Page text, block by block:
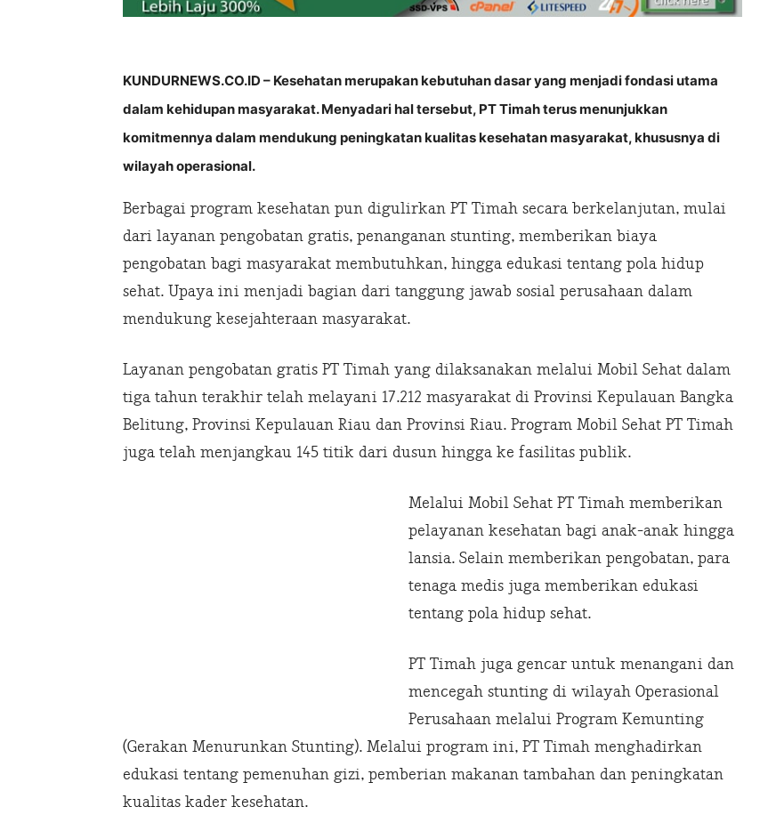
KUNDURNEWS.CO.ID – Kesehatan merupakan kebutuhan dasar yang menjadi fondasi utama
dalam kehidupan masyarakat. Menyadari hal tersebut, PT Timah terus menunjukkan
komitmennya dalam mendukung peningkatan kualitas kesehatan masyarakat, khususnya di
wilayah operasional.
Berbagai program kesehatan pun digulirkan PT Timah secara berkelanjutan, mulai
dari layanan pengobatan gratis, penanganan stunting, memberikan biaya
pengobatan bagi masyarakat membutuhkan, hingga edukasi tentang pola hidup
sehat. Upaya ini menjadi bagian dari tanggung jawab sosial perusahaan dalam
mendukung kesejahteraan masyarakat.
Layanan pengobatan gratis PT Timah yang dilaksanakan melalui Mobil Sehat dalam
tiga tahun terakhir telah melayani 17.212 masyarakat di Provinsi Kepulauan Bangka
Belitung, Provinsi Kepulauan Riau dan Provinsi Riau. Program Mobil Sehat PT Timah
juga telah menjangkau 145 titik dari dusun hingga ke fasilitas publik.
Melalui Mobil Sehat PT Timah memberikan
pelayanan kesehatan bagi anak-anak hingga
lansia. Selain memberikan pengobatan, para
tenaga medis juga memberikan edukasi
tentang pola hidup sehat.
PT Timah juga gencar untuk menangani dan
mencegah stunting di wilayah Operasional
Perusahaan melalui Program Kemunting
(Gerakan Menurunkan Stunting). Melalui program ini, PT Timah menghadirkan
edukasi tentang pemenuhan gizi, pemberian makanan tambahan dan peningkatan
kualitas kader kesehatan.